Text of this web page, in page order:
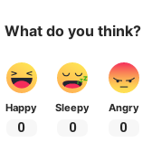
What do you think?
Happy
0
Sleepy
0
Angry
0